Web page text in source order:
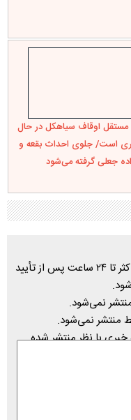
مستقل اوقاف سیاهکل در حال
است/ جلوی احداث بقعه و
جعلی گرفته می‌شود
* دیدگاه‌های ارسال شده توسط شما، حداکثر تا ۲۴ ساعت پس از تأیید
نمی‌شود.
منتشر نمی‌شود.
خبری با نظر منتشر شده